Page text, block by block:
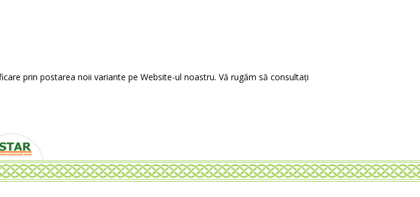
prin postarea noii variante pe Website-ul noastru. Vă rugăm să consultați